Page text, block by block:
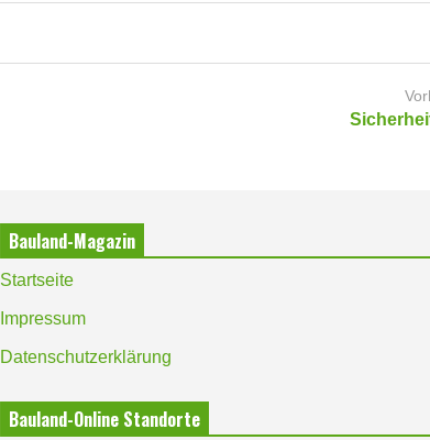
Bauland-Magazin
Startseite
Impressum
Datenschutzerklärung
Bauland-Online Standorte